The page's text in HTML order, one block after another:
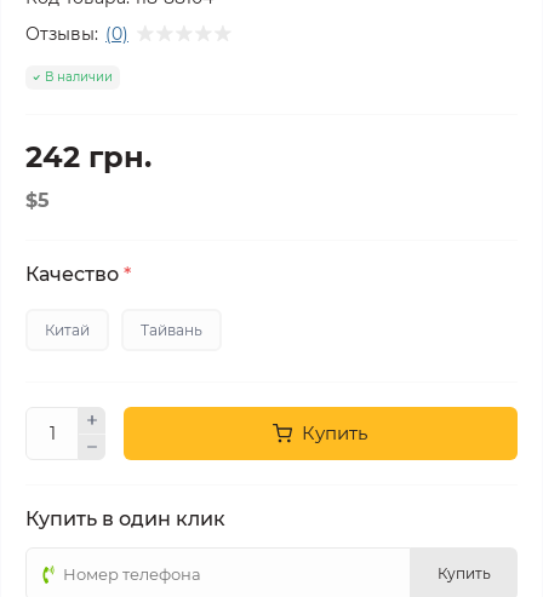
Отзывы: (0)
В наличии
242 грн.
$5
Качество *
Китай Тайвань
Купить
Купить в один клик
Купить